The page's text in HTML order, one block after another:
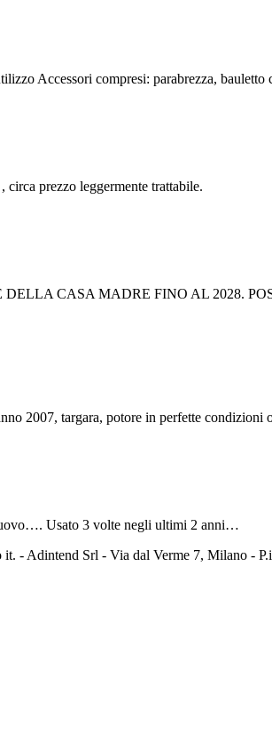
Accessori compresi: parabrezza,
prezzo leggermente trattabile.
CASA MADRE FINO AL 2028.
2007, targara, potore in perfette condizioni
Usato 3 volte negli ultimi 2 anni…
- Adintend Srl - Via dal Verme 7, Milano -